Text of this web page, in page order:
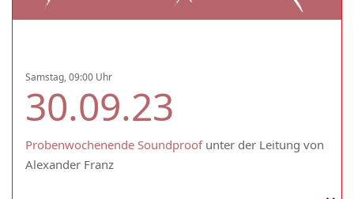
Samstag, 09:00 Uhr
30.09.23
Probenwochenende Soundproofunter der Leitung von
Alexander Franz